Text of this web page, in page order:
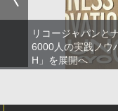
リコージャパンと
6000人の実践ノウ
H」を展開へ